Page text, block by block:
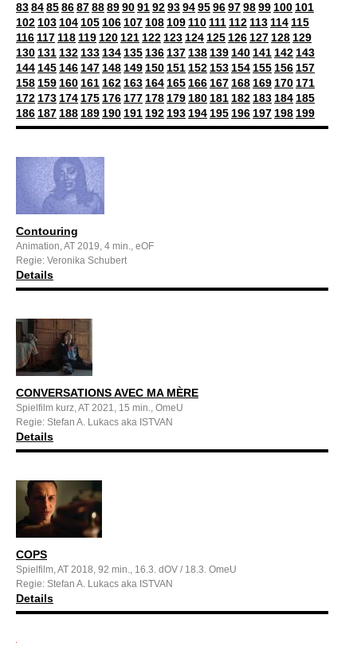
8384858687888990919293949596979899 100 101
102 103 104 105 106 107 108 109 110 111 112 113 114 115
116 117 118 119 120 121 122 123 124 125 126 127 128 129
130 131 132 133 134 135 136 137 138 139 140 141 142 143
144 145 146 147 148 149 150 151 152 153 154 155 156 157
158 159 160 161 162 163 164 165 166 167 168 169 170 171
172 173 174 175 176 177 178 179 180 181 182 183 184 185
186 187 188 189 190 191 192 193 194 195 196 197 198 199
Contouring
Animation, AT 2019, 4 min., eOF
Regie: Veronika Schubert
Details
CONVERSATIONS AVEC MA MÈRE
Spielfilm kurz, AT 2021, 15 min., OmeU
Regie: Stefan A. Lukacs aka ISTVAN
Details
COPS
Spielfilm, AT 2018, 92 min., 16.3. dOV / 18.3. OmeU
Regie: Stefan A. Lukacs aka ISTVAN
Details